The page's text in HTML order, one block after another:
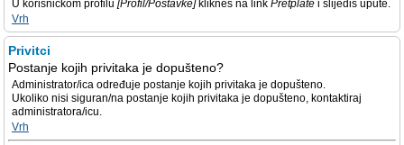
U korisničkom profilu [Profil/Postavke]klikneš na link Pretplate i slijediš upute.
Vrh
Privitci
Postanje kojih privitaka je dopušteno?
Administrator/ica određuje postanje kojih privitaka je dopušteno.
Ukoliko nisi siguran/na postanje kojih privitaka je dopušteno, kontaktiraj
administratora/icu.
Vrh